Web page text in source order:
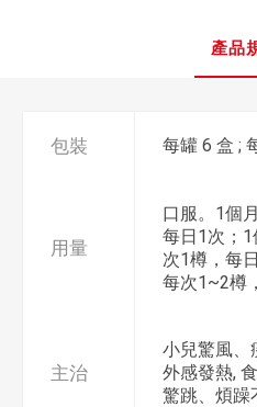
產品
包裝 每罐 6 盒 ;
用量
口服。1個
每日1次；
次1樽，每
每次1~2樽
主治
小兒驚風、
外感發熱,
驚跳、煩躁